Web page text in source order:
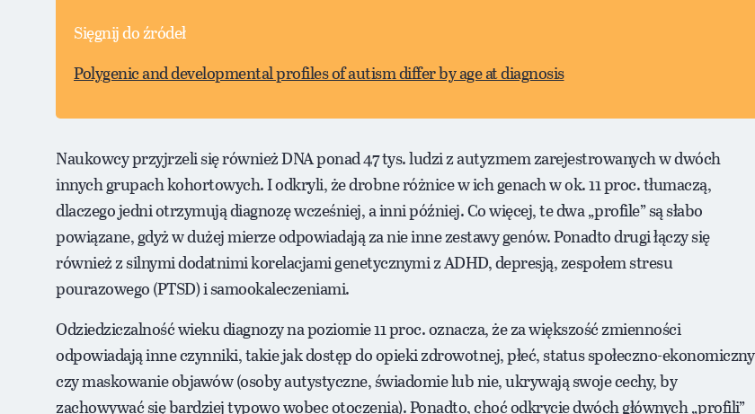
Sięgnij do źródeł
Polygenic and developmental profiles of autism differ by age at diagnosis
Naukowcy przyjrzeli się również DNA ponad 47 tys. ludzi z autyzmem zarejestrowanych w dwóch
innych grupach kohortowych. I odkryli, że drobne różnice w ich genach w ok. 11 proc. tłumaczą,
dlaczego jedni otrzymują diagnozę wcześniej, a inni później. Co więcej, te dwa „profile” są słabo
powiązane, gdyż w dużej mierze odpowiadają za nie inne zestawy genów. Ponadto drugi łączy się
również z silnymi dodatnimi korelacjami genetycznymi z ADHD, depresją, zespołem stresu
pourazowego (PTSD) i samookaleczeniami.
Odziedziczalność wieku diagnozy na poziomie 11 proc. oznacza, że za większość zmienności
odpowiadają inne czynniki, takie jak dostęp do opieki zdrowotnej, płeć, status społeczno-ekonomiczny
czy maskowanie objawów (osoby autystyczne, świadomie lub nie, ukrywają swoje cechy, by
zachowywać się bardziej typowo wobec otoczenia). Ponadto, choć odkrycie dwóch głównych „profili”